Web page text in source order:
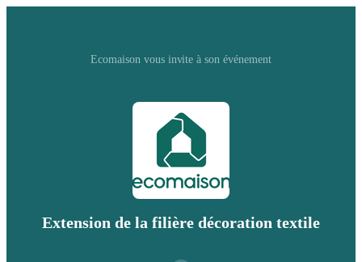
Ecomaison vous invite à son événement
Extension de la filière décoration textile